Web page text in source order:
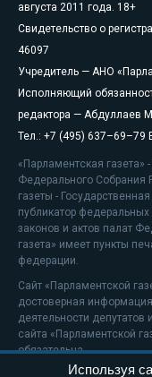
августа 2011 года. 18+
Свидетельство о
46097
Учредитель — АНО
Исполняющий
редактора — Абдуллаев
Тел.: +7 (495) 637–69–79
«Парламентская
Федерального Собрания
газеты -
публикатор
законов и актов палат
газета» имеет пункты
федерации.
Сайт «Парламентской
достоверная
деятельности депутатов
сайта «Парламентской
обязательна.
Используя